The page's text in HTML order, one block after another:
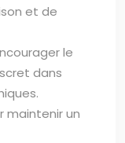
et de
le
dans
maintenir un